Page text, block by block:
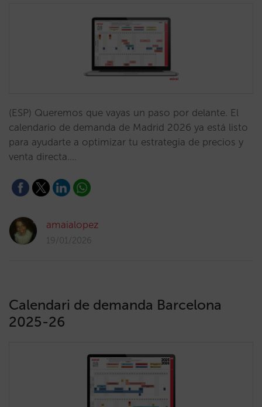
(ESP) Queremos que vayas un paso por delante. El
calendario de demanda de Madrid 2026 ya está listo
para ayudarte a optimizar tu estrategia de precios y
venta directa.…
amaialopez
19/01/2026
Calendari de demanda Barcelona
2025-26